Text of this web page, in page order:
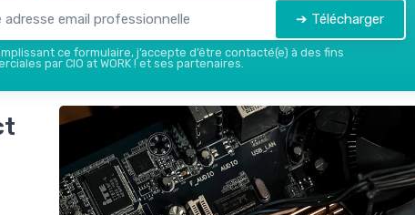
➔ Télécharger
ce formulaire, j’accepte d’être contacté(e) à des fins
par CIO at WORK ! et ses partenaires.